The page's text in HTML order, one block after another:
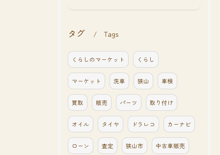
タグ Tags
くらしのマーケット くらし
マーケット 洗車 狭山 車検
買取 販売 パーツ 取り付け
オイル タイヤ ドラレコ カーナビ
ローン 査定 狭山市 中古車販売